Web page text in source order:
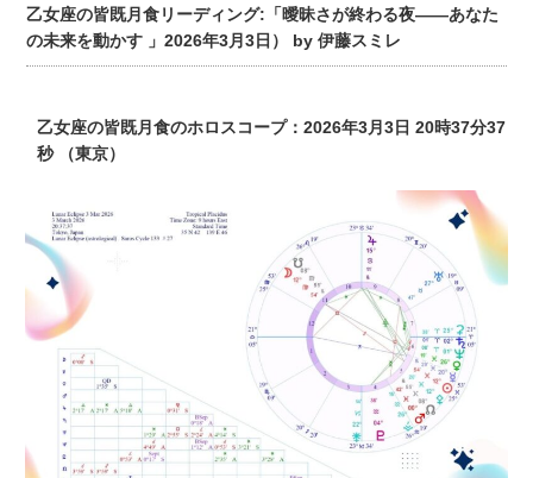
乙女座の皆既月食リーディング:「曖昧さが終わる夜——あなた
の未来を動かす 」2026年3月3日） by 伊藤スミレ
乙女座の皆既月食のホロスコープ：2026年3月3日 20時37分37
秒 （東京）